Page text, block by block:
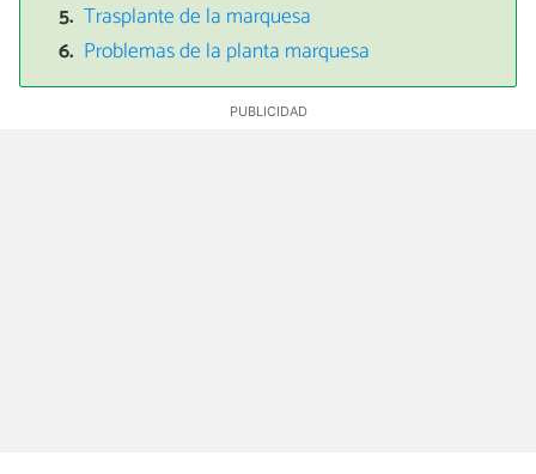
Trasplante de la marquesa
Problemas de la planta marquesa